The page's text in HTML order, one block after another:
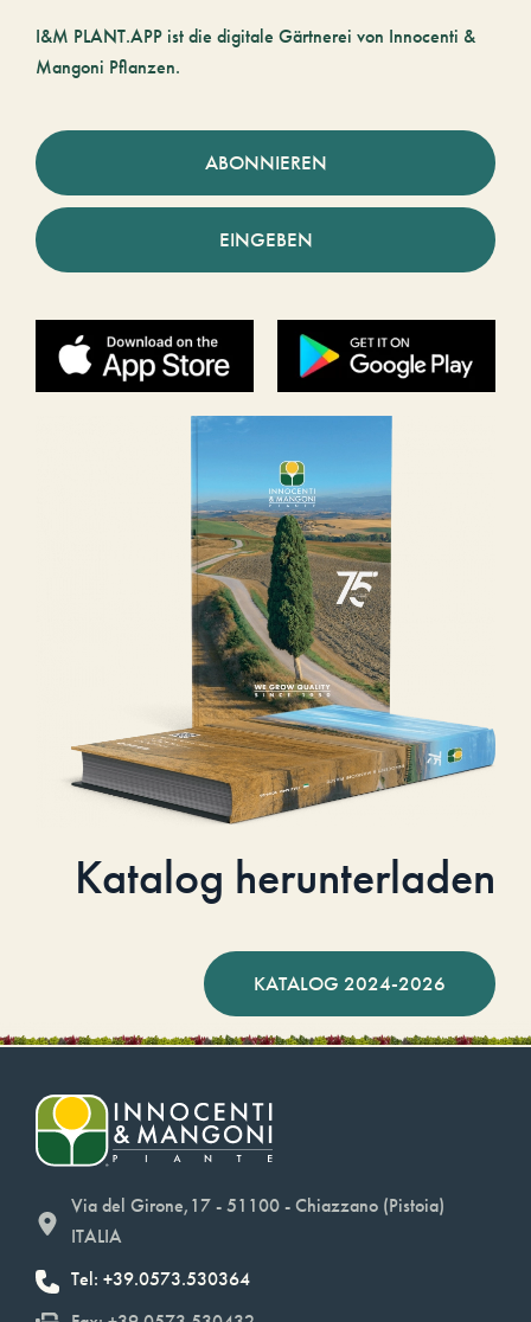
I&M PLANT.APP ist die digitale Gärtnerei von Innocenti &
Mangoni Pflanzen.
ABONNIEREN
EINGEBEN
Katalog herunterladen
KATALOG 2024-2026
Via del Girone,17 - 51100 - Chiazzano (Pistoia)
ITALIA
Tel: +39.0573.530364